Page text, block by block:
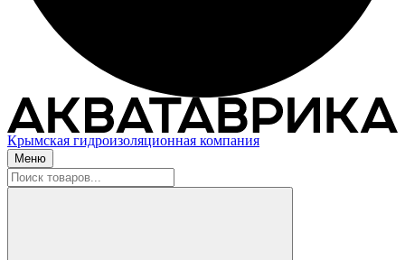
Крымская гидроизоляционная компания
Меню